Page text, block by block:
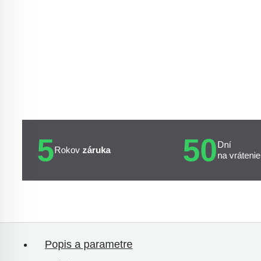
5Rokov záruka 50Dní
na vrátenie
Popis a parametre